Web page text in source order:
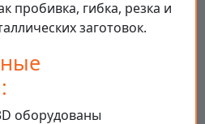
пробивка, гибка, резка и
заготовок.
оборудованы